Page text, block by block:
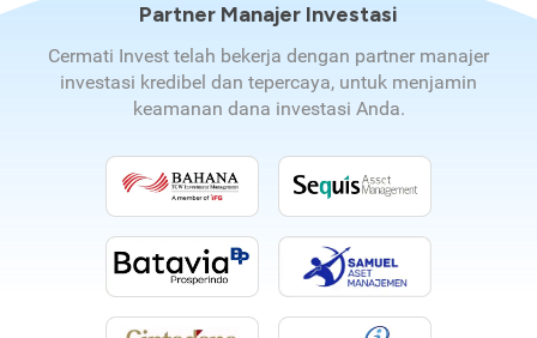
Partner Manajer Investasi
Cermati Invest telah bekerja dengan partner manajer
investasi kredibel dan tepercaya, untuk menjamin
keamanan dana investasi Anda.